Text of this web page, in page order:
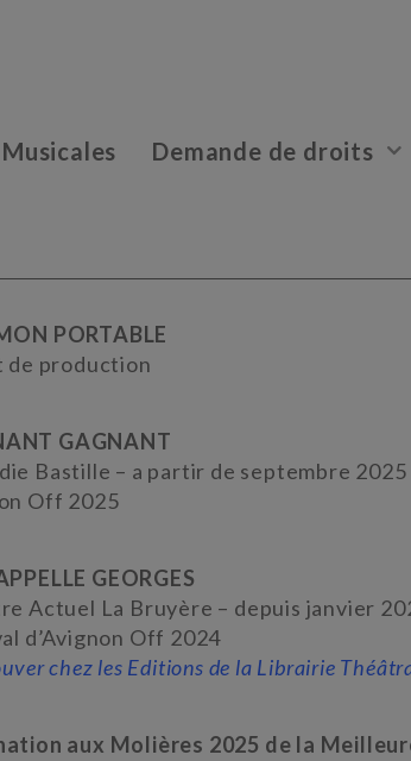
Demande de droits
PORTABLE
de production
GAGNANT
Bastille – a partir de septembre 2025
Off 2025
GEORGES
Actuel La Bruyère – depuis janvier
d’Avignon Off 2024
chez les Editions de la Librairie
aux Molières 2025 de la